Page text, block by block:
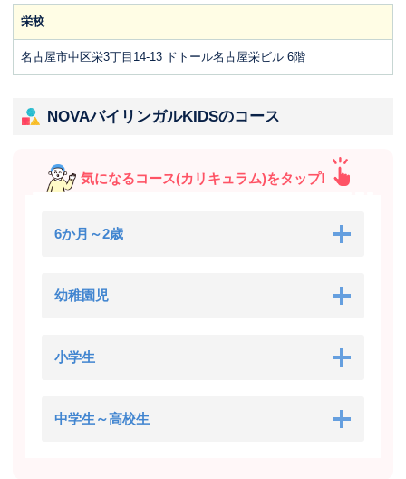
栄校
名古屋市中区栄3丁目14-13 ドトール名古屋栄ビル 6階
NOVAバイリンガルKIDSのコース
気になるコース(カリキュラム)をタップ!
6か月～2歳
幼稚園児
小学生
中学生～高校生